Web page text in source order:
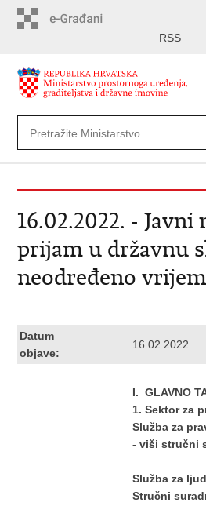
RSS
16.02.2022. - Javni
prijam u državnu
neodređeno
Datum
objave:
16.02.2022.
I. GLAVNO
1. Sektor za
Služba za
- viši stručni
Služba za
Stručni